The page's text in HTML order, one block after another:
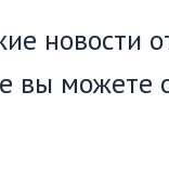
новости
вы можете